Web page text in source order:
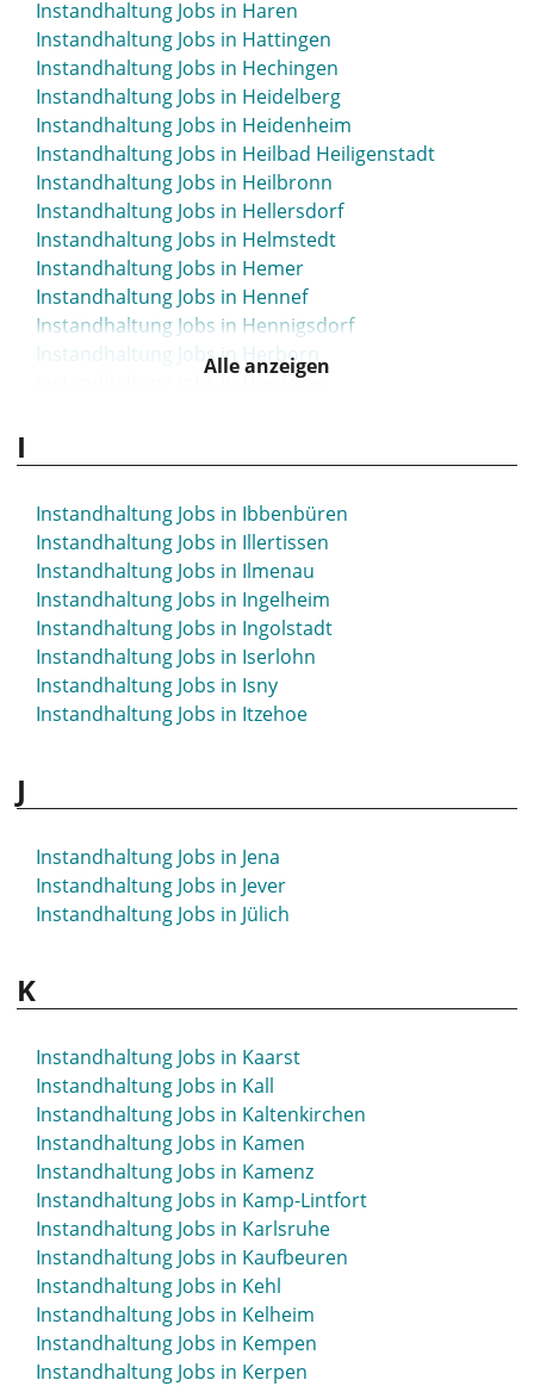
Instandhaltung Jobs in Haren
Instandhaltung Jobs in Hattingen
Instandhaltung Jobs in Hechingen
Instandhaltung Jobs in Heidelberg
Instandhaltung Jobs in Heidenheim
Instandhaltung Jobs in Heilbad Heiligenstadt
Instandhaltung Jobs in Heilbronn
Instandhaltung Jobs in Hellersdorf
Instandhaltung Jobs in Helmstedt
Instandhaltung Jobs in Hemer
Instandhaltung Jobs in Hennef
Instandhaltung Jobs in Hennigsdorf
Instandhaltung Jobs in Herborn
Instandhaltung Jobs in Herdecke
Instandhaltung Jobs in Herrenberg
Instandhaltung Jobs in Herzogenaurach
Instandhaltung Jobs in Hettstedt
Instandhaltung Jobs in Hildburghausen
Instandhaltung Jobs in Hilden
Instandhaltung Jobs in Hildesheim
Instandhaltung Jobs in Hilpoltstein
Instandhaltung Jobs in Hockenheim
Instandhaltung Jobs in Hof
Instandhaltung Jobs in Hückeswagen
Alle anzeigen
I
Instandhaltung Jobs in Ibbenbüren
Instandhaltung Jobs in Illertissen
Instandhaltung Jobs in Ilmenau
Instandhaltung Jobs in Ingelheim
Instandhaltung Jobs in Ingolstadt
Instandhaltung Jobs in Iserlohn
Instandhaltung Jobs in Isny
Instandhaltung Jobs in Itzehoe
J
Instandhaltung Jobs in Jena
Instandhaltung Jobs in Jever
Instandhaltung Jobs in Jülich
K
Instandhaltung Jobs in Kaarst
Instandhaltung Jobs in Kall
Instandhaltung Jobs in Kaltenkirchen
Instandhaltung Jobs in Kamen
Instandhaltung Jobs in Kamenz
Instandhaltung Jobs in Kamp-Lintfort
Instandhaltung Jobs in Karlsruhe
Instandhaltung Jobs in Kaufbeuren
Instandhaltung Jobs in Kehl
Instandhaltung Jobs in Kelheim
Instandhaltung Jobs in Kempen
Instandhaltung Jobs in Kerpen